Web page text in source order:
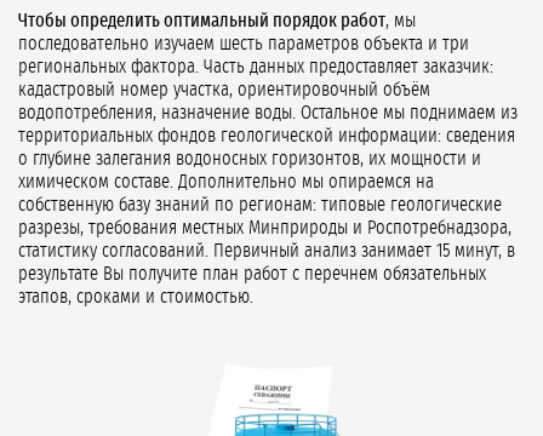
Чтобы определить оптимальный порядок работ, мы
последовательно изучаем шесть параметров объекта и три
региональных фактора. Часть данных предоставляет заказчик:
кадастровый номер участка, ориентировочный объём
водопотребления, назначение воды. Остальное мы поднимаем из
территориальных фондов геологической информации: сведения
о глубине залегания водоносных горизонтов, их мощности и
химическом составе. Дополнительно мы опираемся на
собственную базу знаний по регионам: типовые геологические
разрезы, требования местных Минприроды и Роспотребнадзора,
статистику согласований. Первичный анализ занимает 15 минут, в
результате Вы получите план работ с перечнем обязательных
этапов, сроками и стоимостью.